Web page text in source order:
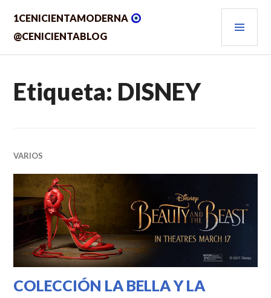
contenido.
1CENICIENTAMODERNA
@CENICIENTABLOG
Etiqueta: DISNEY
VARIOS
COLECCIÓN LA BELLA Y LA